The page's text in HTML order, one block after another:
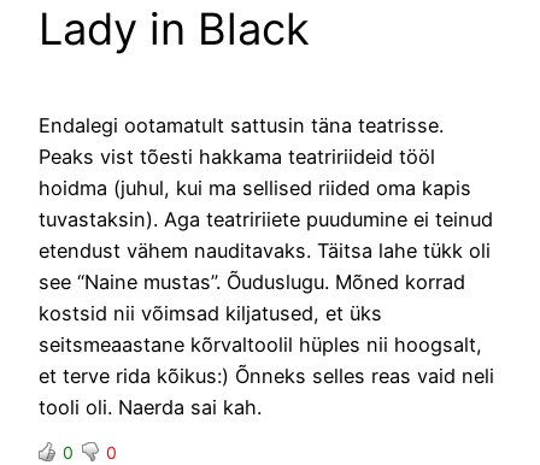
Lady in Black
Endalegi ootamatult sattusin täna teatrisse.
Peaks vist tõesti hakkama teatririideid tööl
hoidma (juhul, kui ma sellised riided oma kapis
tuvastaksin). Aga teatririiete puudumine ei teinud
etendust vähem nauditavaks. Täitsa lahe tükk oli
see “Naine mustas”. Õuduslugu. Mõned korrad
kostsid nii võimsad kiljatused, et üks
seitsmeaastane kõrvaltoolil hüples nii hoogsalt,
et terve rida kõikus:) Õnneks selles reas vaid neli
tooli oli. Naerda sai kah.
0 0